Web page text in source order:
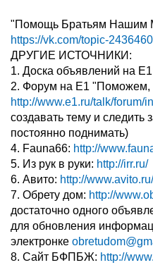
"Помощь Братьям Нашим
https://vk.com/topic-
ДРУГИЕ ИСТОЧНИКИ:
1. Доска объявлений на
2. Форум на Е1 "Поможем,
http://www.e1.ru/talk/forum/
создавать тему и следить
постоянно поднимать)
4. Fauna66: http://
5. Из рук в руки: http://irr.ru/
6. Авито: http://www.avito.ru/
7. Обрету дом: http://
достаточно одного
для обновления
электронке
8. Сайт БФПБЖ: http://